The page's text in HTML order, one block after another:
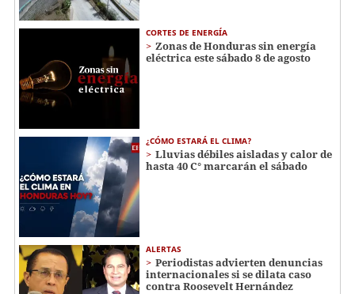
CORTES DE ENERGÍA
Zonas de Honduras sin energía
eléctrica este sábado 8 de agosto
¿CÓMO ESTARÁ EL CLIMA?
Lluvias débiles aisladas y calor de
hasta 40 C° marcarán el sábado
ALERTAS
Periodistas advierten denuncias
internacionales si se dilata caso
contra Roosevelt Hernández